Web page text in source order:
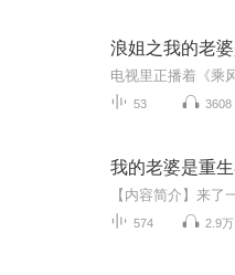
浪姐之我的老
53 3608
我的老婆是重
574 2.9万